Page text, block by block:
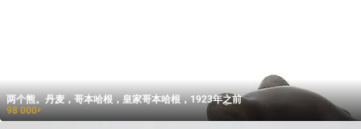
两个熊。丹麦，哥本哈根，皇家哥本哈根，1923年之前
98 000₽